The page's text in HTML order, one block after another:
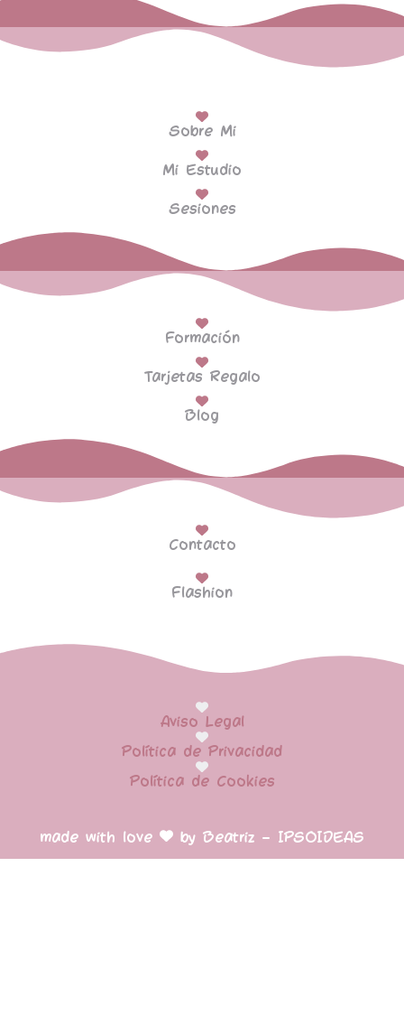
Sobre Mi
Mi Estudio
Sesiones
Formación
Tarjetas Regalo
Blog
Contacto
Flashion
made with love by Beatriz – IPSOIDEAS
Aviso Legal
Política de Privacidad
Política de Cookies